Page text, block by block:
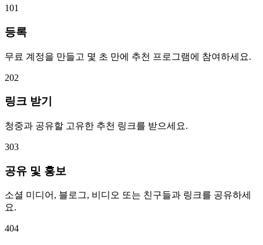
101
등록
무료 계정을 만들고 몇 초 만에 추천 프로그램에 참여하세요.
202
링크 받기
청중과 공유할 고유한 추천 링크를 받으세요.
303
공유 및 홍보
소셜 미디어, 블로그, 비디오 또는 친구들과 링크를 공유하세
요.
404